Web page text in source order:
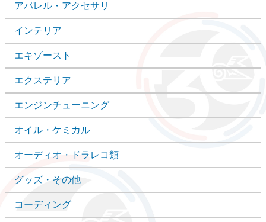
アパレル・アクセサリ
インテリア
エキゾースト
エクステリア
エンジンチューニング
オイル・ケミカル
オーディオ・ドラレコ類
グッズ・その他
コーディング